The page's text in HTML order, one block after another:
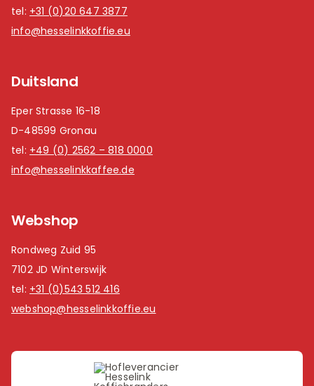
tel: +31 (0)20 647 3877
info@hesselinkkoffie.eu
Duitsland
Eper Strasse 16-18
D-48599 Gronau
tel: +49 (0) 2562 – 818 0000
info@hesselinkkaffee.de
Webshop
Rondweg Zuid 95
7102 JD Winterswijk
tel: +31 (0)543 512 416
webshop@hesselinkkoffie.eu